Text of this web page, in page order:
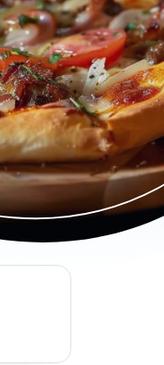
pizza's